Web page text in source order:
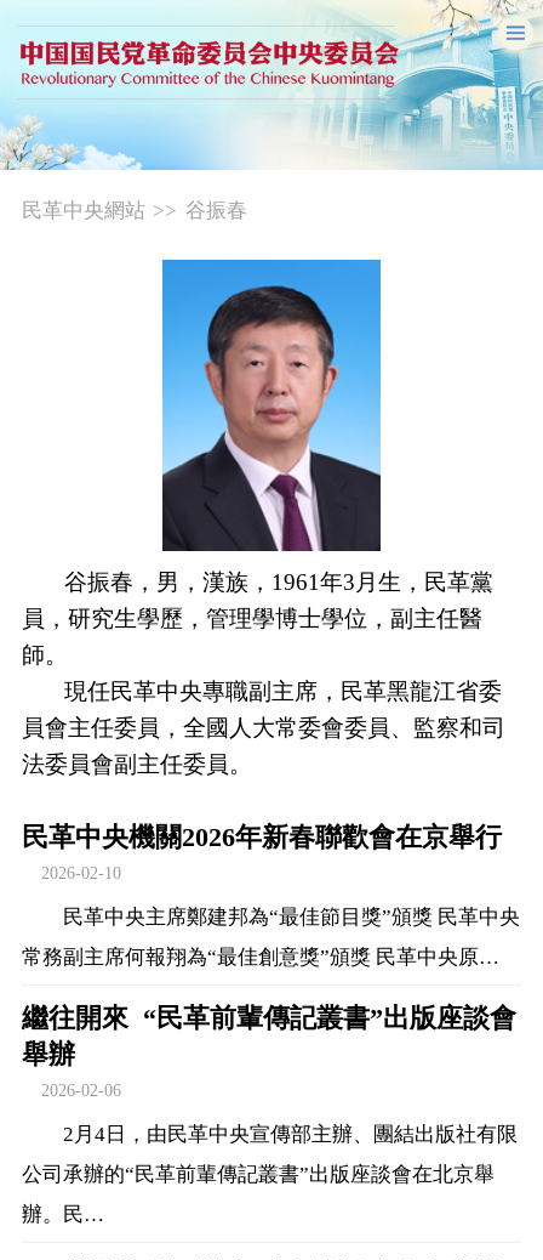
民革中央網站 >> 谷振春
谷振春，男，漢族，1961年3月生，民革黨
員，研究生學歷，管理學博士學位，副主任醫
師。
現任民革中央專職副主席，民革黑龍江省委
員會主任委員，全國人大常委會委員、監察和司
法委員會副主任委員。
民革中央機關2026年新春聯歡會在京舉行
2026-02-10
民革中央主席鄭建邦為“最佳節目獎”頒獎 民革中央
常務副主席何報翔為“最佳創意獎”頒獎 民革中央原…
繼往開來 “民革前輩傳記叢書”出版座談會
舉辦
2026-02-06
2月4日，由民革中央宣傳部主辦、團結出版社有限
公司承辦的“民革前輩傳記叢書”出版座談會在北京舉
辦。民…